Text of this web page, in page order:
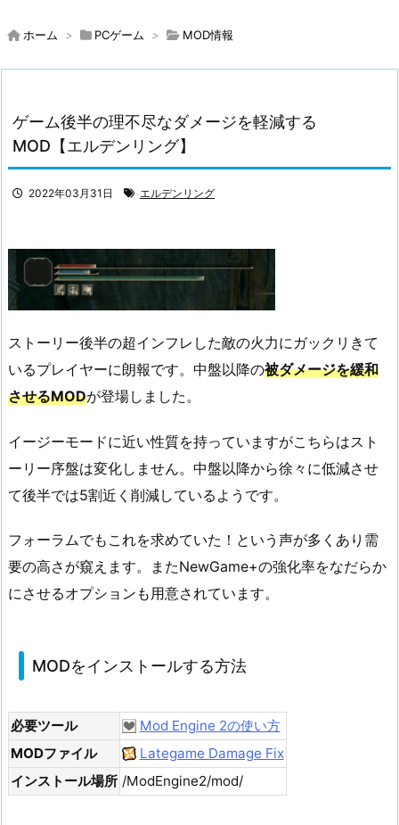
ホーム > PCゲーム > MOD情報
ゲーム後半の理不尽なダメージを軽減する
MOD【エルデンリング】
2022年03月31日 エルデンリング
ストーリー後半の超インフレした敵の火力にガックリきて
いるプレイヤーに朗報です。中盤以降の被ダメージを緩和
させるMODが登場しました。
イージーモードに近い性質を持っていますがこちらはスト
ーリー序盤は変化しません。中盤以降から徐々に低減させ
て後半では5割近く削減しているようです。
フォーラムでもこれを求めていた！という声が多くあり需
要の高さが窺えます。またNewGame+の強化率をなだらか
にさせるオプションも用意されています。
MODをインストールする方法
必要ツール
Mod Engine 2の使い方
MODファイル
Lategame Damage Fix
インストール場所 /ModEngine2/mod/